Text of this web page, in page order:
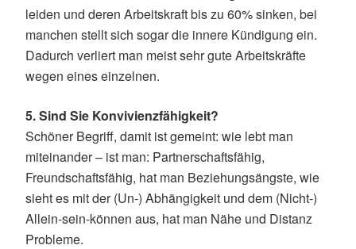
leiden und deren Arbeitskraft bis zu 60% sinken, bei
manchen stellt sich sogar die innere Kündigung ein.
Dadurch verliert man meist sehr gute Arbeitskräfte
wegen eines einzelnen.
5. Sind Sie Konvivienzfähigkeit?
Schöner Begriff, damit ist gemeint: wie lebt man
miteinander – ist man: Partnerschaftsfähig,
Freundschaftsfähig, hat man Beziehungsängste, wie
sieht es mit der (Un-) Abhängigkeit und dem (Nicht-)
Allein-sein-können aus, hat man Nähe und Distanz
Probleme.